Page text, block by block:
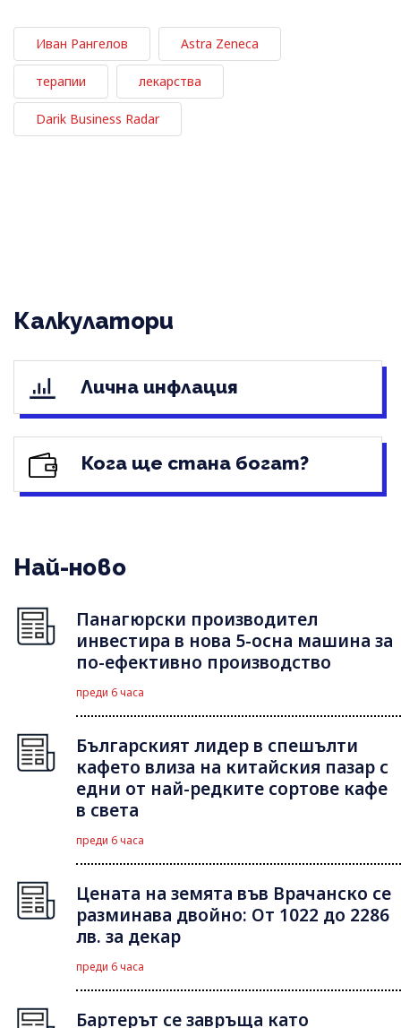
Иван Рангелов Astra Zeneca
терапии лекарства
Darik Business Radar
Калкулатори
Лична инфлация
Кога ще стана богат?
Най-ново
Панагюрски производител
инвестира в нова 5-осна машина за
по-ефективно производство
преди 6 часа
Българският лидер в спешълти
кафето влиза на китайския пазар с
едни от най-редките сортове кафе
в света
преди 6 часа
Цената на земята във Врачанско се
разминава двойно: От 1022 до 2286
лв. за декар
преди 6 часа
Бартерът се завръща като